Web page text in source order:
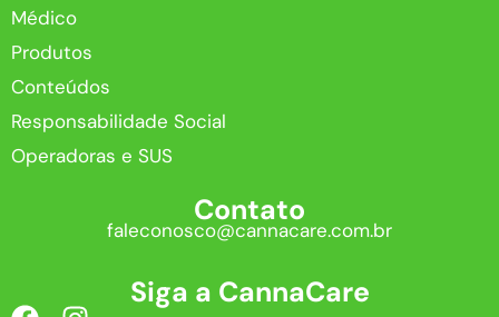
Médico
Produtos
Conteúdos
Responsabilidade Social
Operadoras e SUS
Contato
faleconosco@cannacare.com.br
Siga a CannaCare